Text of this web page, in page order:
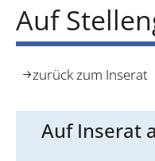
Auf
zurück zum Inserat
Auf Inserat